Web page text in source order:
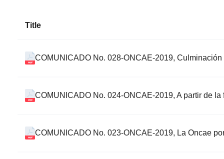
Title
COMUNICADO No. 028-ONCAE-2019,
COMUNICADO No. 024-ONCAE-2019, A partir de
COMUNICADO No. 023-ONCAE-2019, La Oncae